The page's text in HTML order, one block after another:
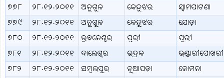
୭୭୮
୨୮.୧୨.୨୦୧୧ ଅନୁଗୁଳ କେନ୍ଦୁଝର
ସ୍ବାମପାଟଣା
୭୭୯
୨୮.୧୨.୨୦୧୧ ଅନୁଗୁଳ କେନ୍ଦୁଝର
ଯୋଡ଼ା
୭୮୦
୨୮.୧୨.୨୦୧୧ ଭୁବନେଶ୍ବର ପୁରୀ
ପୁରୀ
୭୮୧
୨୮.୧୨.୨୦୧୧ ବାଲେଶ୍ବର ଭଦ୍ରକ
ଭଣ୍ଡାରୀପୋଖରୀ
୭୮୨
୨୮.୧୨.୨୦୧୧ ସମ୍ବଲପୁର ନୂଆପଡ଼ା
କୋମନା